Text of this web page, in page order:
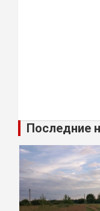
Последние